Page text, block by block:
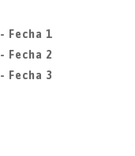
Fecha 1
Fecha 2
Fecha 3